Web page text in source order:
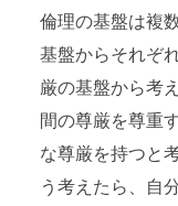
倫理の基盤は複
基盤からそれぞ
厳の基盤から考
間の尊厳を尊重
な尊厳を持つと
う考えたら、自